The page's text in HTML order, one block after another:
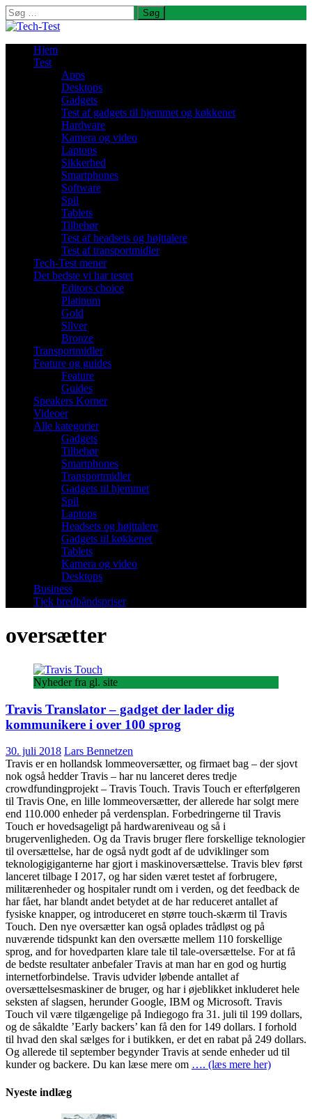
Søg
efter:
Hjem
Test
Apps
Desktops
Gadgets
Test af gadgets til hjemmet og køkkenet
Hardware
Kamera og video
Laptops
Sikkerhed
Smartphones
Software
Spil
Tablets
Tilbehør
Test af headsets og højttalere
Test af transportmidler
Tech-Test mener
Det bedste vi har testet
Editors choice
Platinum
Gold
Silver
Bronze
Transportmidler
Feature og guides
Feature
Guides
Speakers Korner
Videoer
Alle kategorier
Gadgets
Tilbehør
Smartphones
Transportmidler
Gadgets til hjemmet
Spil
Laptops
Headsets og højttalere
Gadgets til køkkenet
Tablets
Kamera og video
Desktops
Business
Tjek bredbåndspriser
oversætter
Nyheder fra gl. site
Travis Translator – gadget der lader dig
kommunikere i over 100 sprog
30. juli 2018 Lars Bennetzen
Travis er en hollandsk lommeoversætter, og firmaet bag – der sjovt
nok også hedder Travis – har nu lanceret deres tredje
crowdfundingprojekt – Travis Touch. Travis Touch er efterfølgeren
til Travis One, en lille lommeoversætter, der allerede har solgt mere
end 110.000 enheder på verdensplan. Forbedringerne til Travis
Touch er hovedsageligt på hardwareniveau og så i
brugervenligheden. Og da Travis bruger flere forskellige teknologier
til oversættelse, har de også nydt godt af de udviklinger som
teknologigiganterne har gjort i maskinoversættelse. Travis blev først
lanceret tilbage I 2017, og har siden været testet af forbrugere,
militærenheder og hospitaler rundt om i verden, og det feedback de
har fået, har blandt andet betydet at de har reduceret antallet af
fysiske knapper, og introduceret en større touch-skærm til Travis
Touch. Den nye oversætter kan også oplades trådløst og på
nuværende tidspunkt kan den oversætte mellem 110 forskellige
sprog, and for hovedparten klare tale til tale-oversættelse. For at få
de bedste resultater anbefaler Travis at man har en god og hurtig
internetforbindelse. Travis udvider løbende antallet af
oversættelsesmaskiner de bruger, og har i øjeblikket inkluderet hele
seksten af slagsen, herunder Google, IBM og Microsoft. Travis
Touch vil være tilgængelige på Indiegogo fra 31. juli til 199 dollars,
og de såkaldte ’Early backers’ kan få den for 149 dollars. I forhold
til hvad den skal sælges for i butikken, er det en rabat på 249 dollars.
Og allerede til september begynder Travis at sende enheder ud til
kunder og backere. Du kan læse mere om …. (læs mere her)
Nyeste indlæg